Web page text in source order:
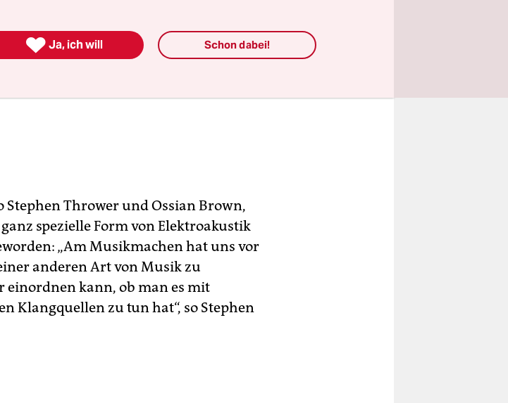
Stephen Thrower und Ossian Brown,
spezielle Form von Elektroakustik
„Am Musikmachen hat uns vor
anderen Art von Musik zu
einordnen kann, ob man es mit
Klangquellen zu tun hat“, so Stephen
 Ja, ich will Schon dabei!